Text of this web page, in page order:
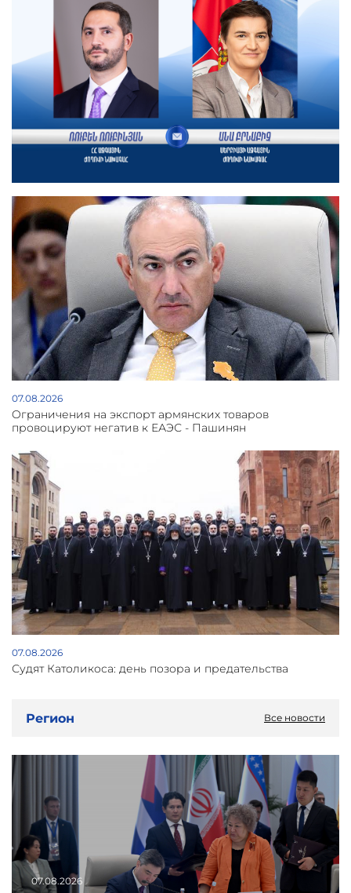
07.08.2026
Oграничения на экспорт армянских товаров
провоцируют негатив к ЕАЭС - Пашинян
07.08.2026
Судят Католикоса: день позора и предательства
Регион Все новости
07.08.2026